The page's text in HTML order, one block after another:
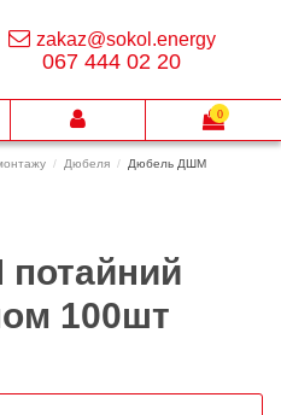
Дюбеля
Дюбель ДШМ
100шт
zakaz@sokol.energy
067 444 02 20
0